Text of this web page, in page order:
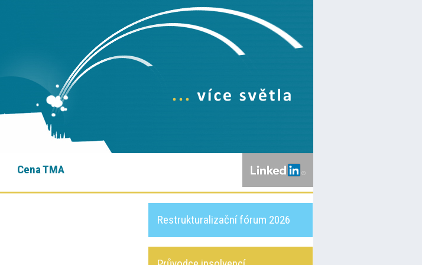
Cena TMA
Restrukturalizační fórum 2026